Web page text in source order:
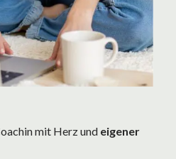
mit Herz und eigener